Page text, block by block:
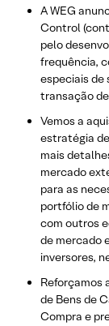
A WEG
Control
pelo
frequência,
especiais de
transação
Vemos a
estratégia
mais
mercado
para as
portfólio de
com outros
de mercado
inversores,
Reforçamos
de Bens de
Compra e